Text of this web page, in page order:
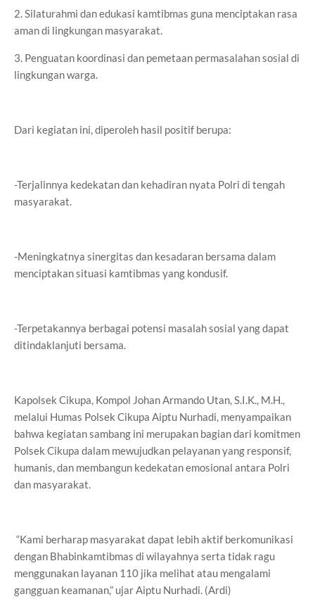
2. Silaturahmi dan edukasi kamtibmas guna menciptakan rasa
aman di lingkungan masyarakat.
3. Penguatan koordinasi dan pemetaan permasalahan sosial di
lingkungan warga.
Dari kegiatan ini, diperoleh hasil positif berupa:
-Terjalinnya kedekatan dan kehadiran nyata Polri di tengah
masyarakat.
-Meningkatnya sinergitas dan kesadaran bersama dalam
menciptakan situasi kamtibmas yang kondusif.
-Terpetakannya berbagai potensi masalah sosial yang dapat
ditindaklanjuti bersama.
Kapolsek Cikupa, Kompol Johan Armando Utan, S.I.K., M.H.,
melalui Humas Polsek Cikupa Aiptu Nurhadi, menyampaikan
bahwa kegiatan sambang ini merupakan bagian dari komitmen
Polsek Cikupa dalam mewujudkan pelayanan yang responsif,
humanis, dan membangun kedekatan emosional antara Polri
dan masyarakat.
“Kami berharap masyarakat dapat lebih aktif berkomunikasi
dengan Bhabinkamtibmas di wilayahnya serta tidak ragu
menggunakan layanan 110 jika melihat atau mengalami
gangguan keamanan,” ujar Aiptu Nurhadi. (Ardi)